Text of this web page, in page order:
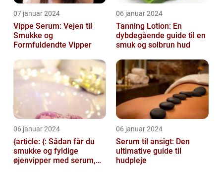
07 januar 2024
Vippe Serum: Vejen til
Smukke og
Formfuldendte Vipper
06 januar 2024
Tanning Lotion: En
dybdegående guide til en
smuk og solbrun hud
06 januar 2024
{article: {: Sådan får du
smukke og fyldige
øjenvipper med serum,
06 januar 2024
Serum til ansigt: Den
ultimative guide til
hudpleje